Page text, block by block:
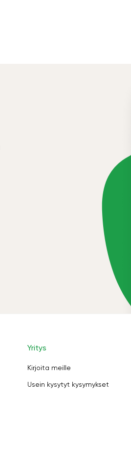
Yritys
Kirjoita meille
Usein kysytyt kysymykset